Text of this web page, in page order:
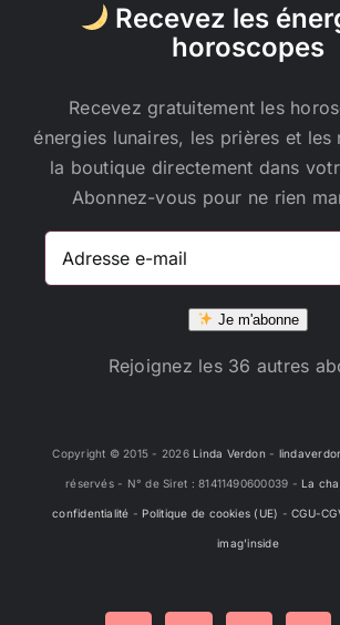
Recevez les
horoscopes
Recevez gratuitement les
énergies lunaires, les prières et les
la boutique directement dans
Abonnez-vous pour ne rien
Adresse
Je m'abonne
Rejoignez les 36 autres
Copyright © 2015 - 2026 Linda Verdon-
réservés - N° de Siret : 81411490600039 - La
confidentialité - Politique de cookies (UE) -CGU-
imag'inside